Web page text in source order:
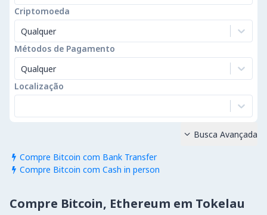
Criptomoeda
Qualquer
Métodos de Pagamento
Qualquer
Localização
 Compre Bitcoin com Bank Transfer
 Compre Bitcoin com Cash in person
 Busca Avançada
Compre Bitcoin, Ethereum em Tokelau